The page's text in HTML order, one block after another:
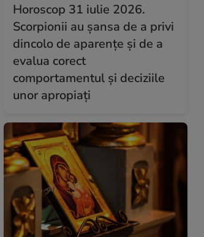
Horoscop 31 iulie 2026.
Scorpionii au șansa de a privi
dincolo de aparențe și de a
evalua corect
comportamentul și deciziile
unor apropiați